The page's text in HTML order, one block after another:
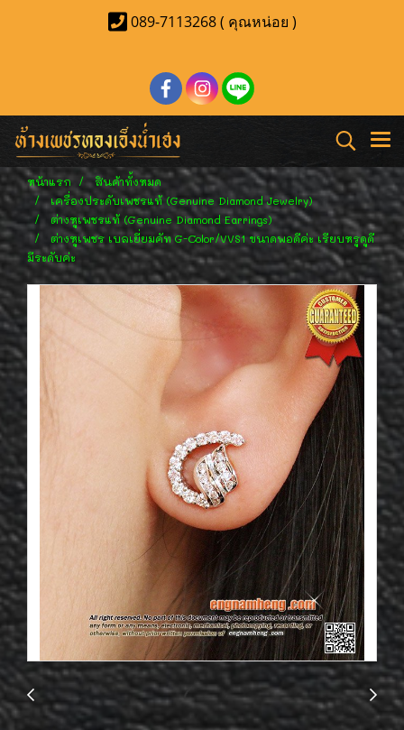
089-7113268 ( คุณหน่อย )
หน้าแรก
สินค้าทั้งหมด
เครื่องประดับเพชรแท้ (Genuine Diamond Jewelry)
ต่างหูเพชรแท้ (Genuine Diamond Earrings)
ต่างหูเพชร เบลเยี่ยมคัท G-Color/VVS1 ขนาดพอดีค่ะ เรียบหรูดูดี
มีระดับค่ะ